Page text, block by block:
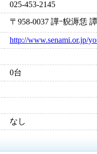
025-453-2145
〒958-0037 譁ｰ貎溽恁
http://www.senami.or.jp/
0台
なし